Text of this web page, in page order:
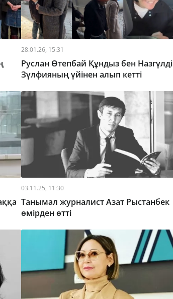
28.01.26, 15:31
Руслан Өтепбай Құндыз бен Назгүлді
Зүлфияның үйінен алып кетті
03.11.25, 11:30
Танымал журналист Азат Рыстанбек
өмірден өтті